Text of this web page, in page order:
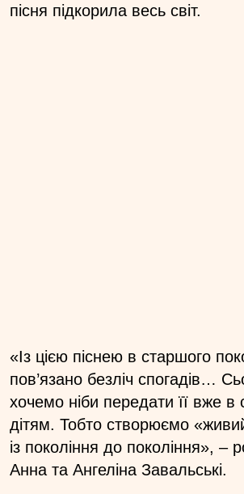
пісня підкорила весь світ.
«Із цією піснею в старшого
пов’язано безліч спогадів…
хочемо ніби передати її вже
дітям. Тобто створюємо
із покоління до покоління», –
Анна та Ангеліна Завальські.